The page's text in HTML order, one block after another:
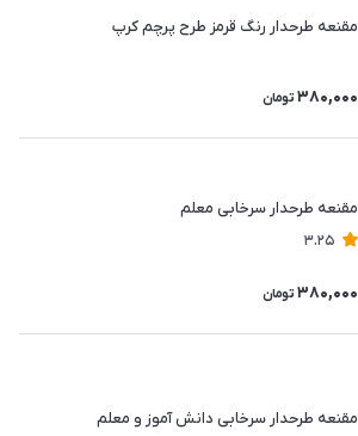
مقنعه طرحدار رنگ قرمز طرح پرچم کرپ
380,000 تومان
مقنعه طرحدار سرخابی معلم
3.25
380,000 تومان
مقنعه طرحدار سرخابی دانش آموز و معلم